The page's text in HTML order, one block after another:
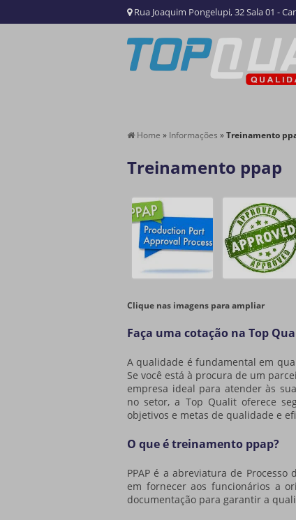
Rua Joaquim Pongelupi, 32 Sala 01 -
Home » Informações »Treinamento
Treinamento ppap
Clique nas imagens para ampliar
Faça uma cotação na Top
A qualidade é fundamental em
Se você está à procura de um
empresa ideal para atender às
no setor, a Top Qualit oferece
objetivos e metas de qualidade e
O que é treinamento ppap?
PPAP é a abreviatura de
em fornecer aos funcionários a
documentação para garantir a